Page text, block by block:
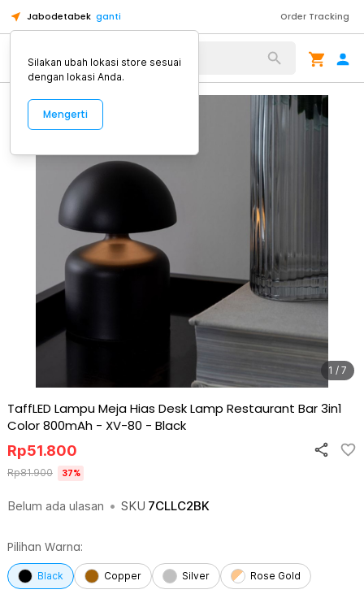
Jabodetabek ganti Order Tracking
Alat Kopi
1 / 7
TaffLED Lampu Meja Hias Desk Lamp Restaurant Bar 3in1
Color 800mAh - XV-80 - Black
Belum ada ulasan • SKU 7CLLC2BK
Rp51.800
Rp81.900 37%
Pilihan Warna:
Black Copper Silver Rose Gold
Silakan ubah lokasi store sesuai
dengan lokasi Anda.
Mengerti